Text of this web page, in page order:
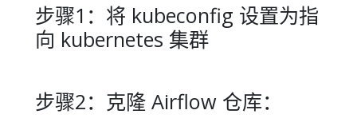
步骤1：将 kubeconfig 设置为指
向 kubernetes 集群
步骤2：克隆 Airflow 仓库：